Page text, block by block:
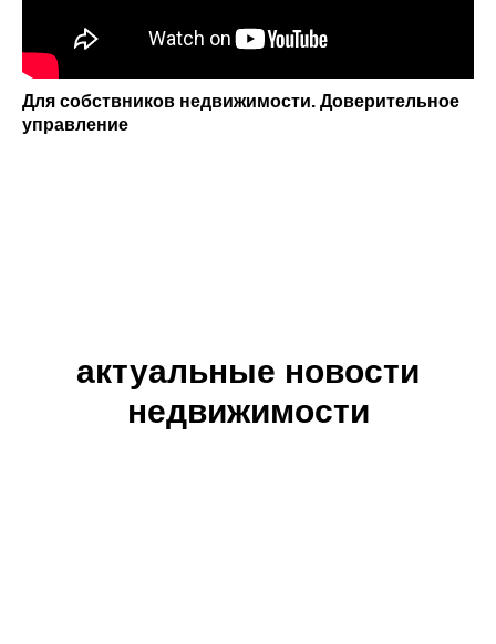
Для собствников недвижимости. Доверительное
управление
актуальные новости
недвижимости